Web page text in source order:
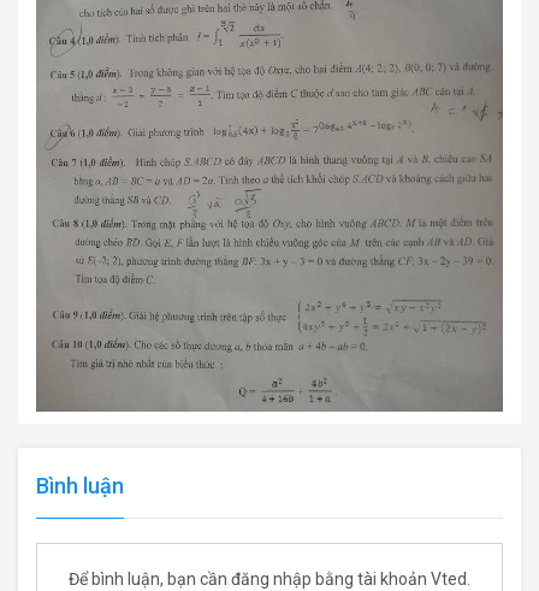
Bình luận
Để bình luận, bạn cần đăng nhập bằng tài khoản Vted.